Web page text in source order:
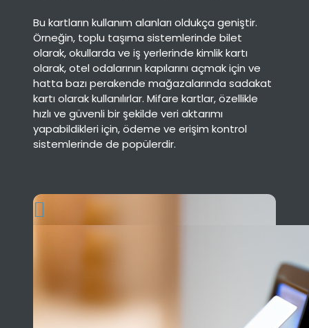
Bu kartların kullanım alanları oldukça geniştir.
Örneğin, toplu taşıma sistemlerinde bilet
olarak, okullarda ve iş yerlerinde kimlik kartı
olarak, otel odalarının kapılarını açmak için ve
hatta bazı perakende mağazalarında sadakat
kartı olarak kullanılırlar. Mifare kartlar, özellikle
hızlı ve güvenli bir şekilde veri aktarımı
yapabildikleri için, ödeme ve erişim kontrol
sistemlerinde de popülerdir.